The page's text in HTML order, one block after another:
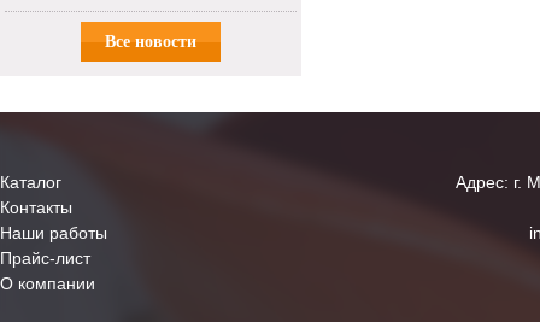
Все новости
Каталог
Контакты
Наши работы
Прайс-лист
О компании
Адрес: г.